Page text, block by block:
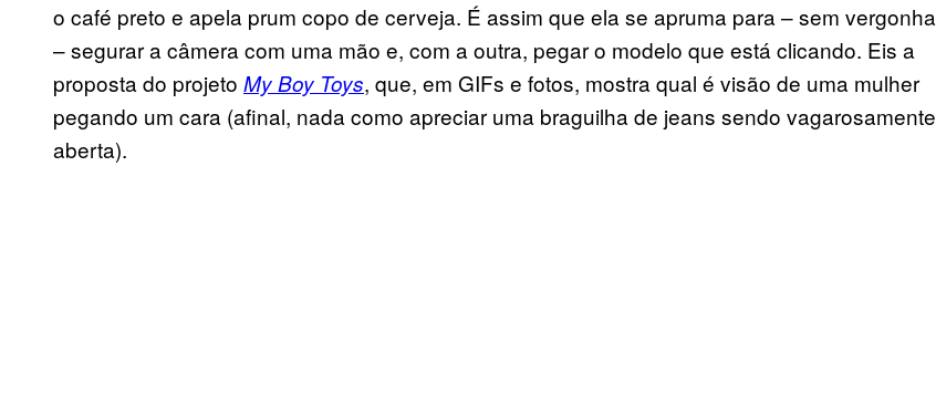
o café preto e apela prum copo de cerveja. É assim que ela se apruma para – sem vergonha
– segurar a câmera com uma mão e, com a outra, pegar o modelo que está clicando. Eis a
proposta do projeto My Boy Toys, que, em GIFs e fotos, mostra qual é visão de uma mulher
pegando um cara (afinal, nada como apreciar uma braguilha de jeans sendo vagarosamente
aberta).